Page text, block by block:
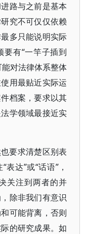
路与之前是基本
究不可仅仅依赖
多只能说明实际
有“一竿子插到
对法律体系整体
用最贴近实际运
档案，要求以其
学领域最接近实
要求清楚区别表
达”或“话语”，
关注到两者的并
除非我们有意识
可能背离，否则
的研究成果。如